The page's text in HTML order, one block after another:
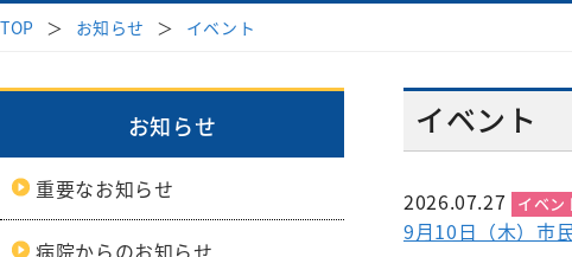
来院される皆様へ
受付時間・案内
はじめて受診される方
再診の方
セカンドオピニオン外
お薬のご案内
呼吸器内科
透析セン
循環器
心臓血管
外科・
病院紹介
理念・基本方針
医療関係者の方へ
医師検索
緩和ケア病棟に
初期研修医向け
各種データ
TOP お知らせ イベント
イベント
2026.07.27 イベン
9月10日（木）市
お知らせ
重要なお知らせ
病院からのお知らせ